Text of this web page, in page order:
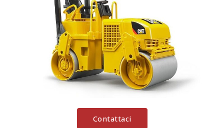
Contattaci